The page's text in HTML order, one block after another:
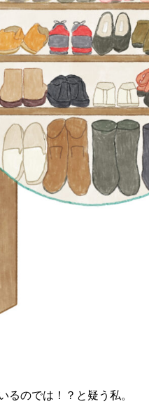
るのでは！？と疑う私。